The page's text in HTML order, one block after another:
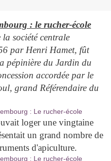
: le rucher-école
société centrale
par Henri Hamet, fût
pépinière du Jardin du
accordée par le
grand Référendaire du
loger une vingtaine
un grand nombre de
d'apiculture.